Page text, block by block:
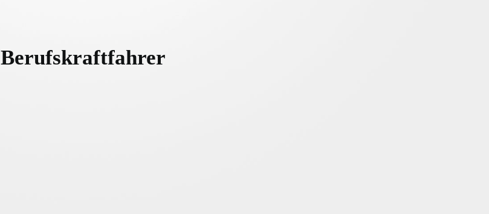
Berufskraftfahrer